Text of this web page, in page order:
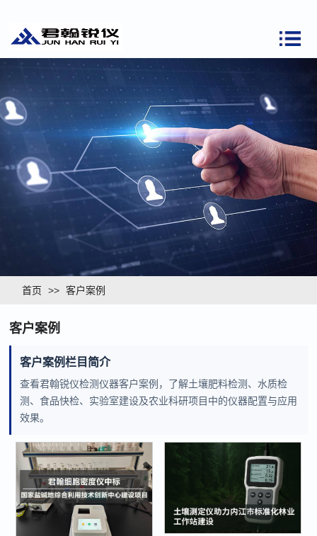
首页 >> 客户案例
客户案例
客户案例栏目简介
查看君翰锐仪检测仪器客户案例，了解土壤肥料检测、水质检
测、食品快检、实验室建设及农业科研项目中的仪器配置与应用
效果。